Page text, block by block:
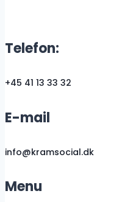
Telefon:
+45 41 13 33 32
E-mail
info@kramsocial.dk
Menu